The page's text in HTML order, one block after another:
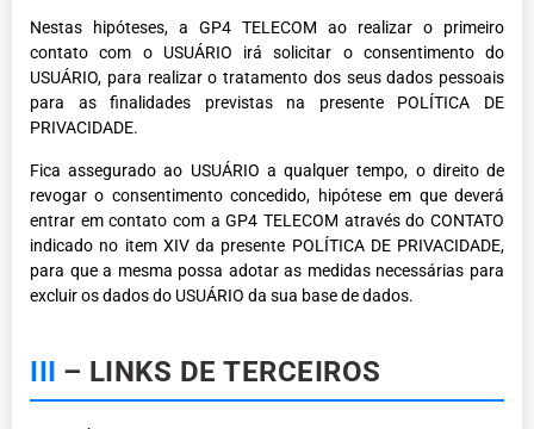
Nestas hipóteses, a GP4 TELECOM ao realizar o primeiro
contato com o USUÁRIO irá solicitar o consentimento do
USUÁRIO, para realizar o tratamento dos seus dados pessoais
para as finalidades previstas na presente POLÍTICA DE
PRIVACIDADE.
Fica assegurado ao USUÁRIO a qualquer tempo, o direito de
revogar o consentimento concedido, hipótese em que deverá
entrar em contato com a GP4 TELECOM através do CONTATO
indicado no item XIV da presente POLÍTICA DE PRIVACIDADE,
para que a mesma possa adotar as medidas necessárias para
excluir os dados do USUÁRIO da sua base de dados.
III – LINKS DE TERCEIROS